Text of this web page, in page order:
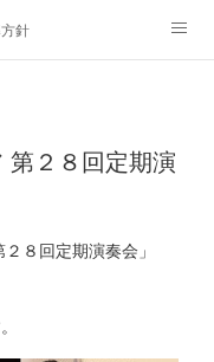
針
第２８回定期演
８回定期演奏会」